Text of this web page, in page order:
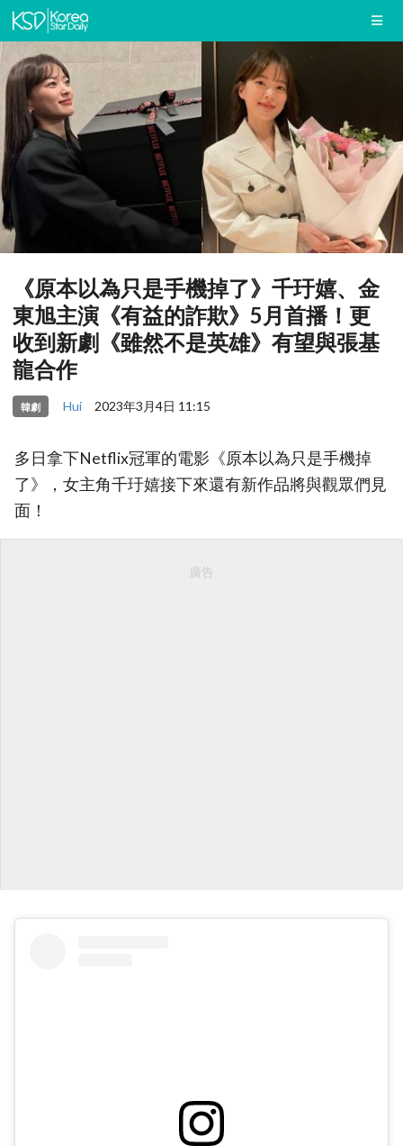
《原本以為只是手機掉了》千玗嬉、金
東旭主演《有益的詐欺》5月首播！更
收到新劇《雖然不是英雄》有望與張基
龍合作
韓劇 Hui 2023年3月4日 11:15
多日拿下Netflix冠軍的電影《原本以為只是手機掉
了》，女主角千玗嬉接下來還有新作品將與觀眾們見
面！
廣告